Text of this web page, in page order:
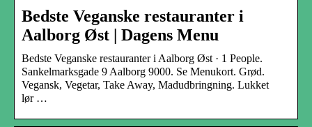
Bedste Veganske restauranter i
Aalborg Øst | Dagens Menu
Bedste Veganske restauranter i Aalborg Øst · 1 People.
Sankelmarksgade 9 Aalborg 9000. Se Menukort. Grød.
Vegansk, Vegetar, Take Away, Madudbringning. Lukket
lør …